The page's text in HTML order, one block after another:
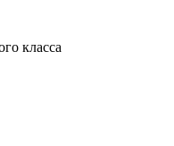
класса